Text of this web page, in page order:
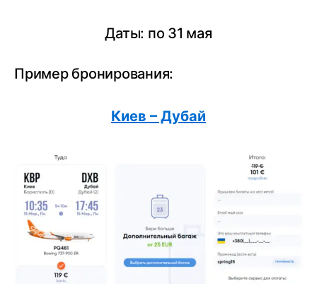
Даты: по 31 мая
Пример бронирования:
Киев – Дубай